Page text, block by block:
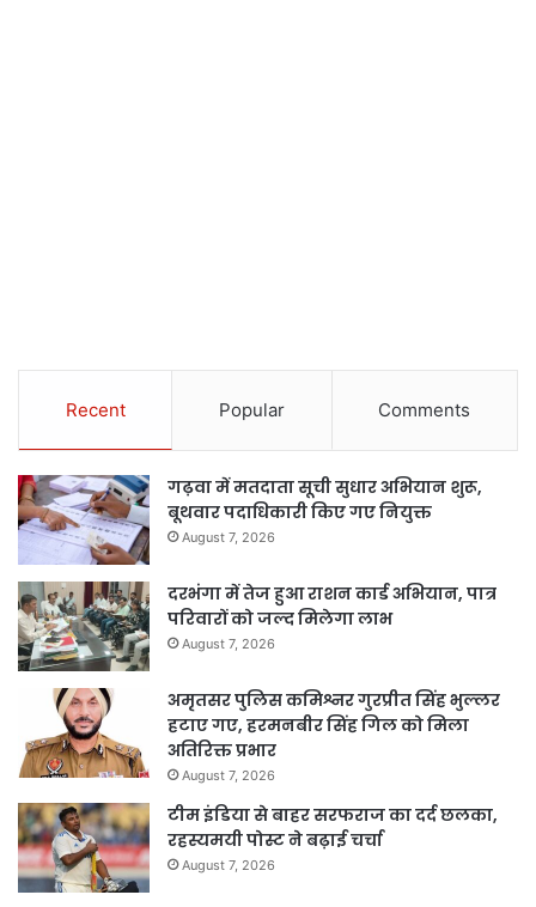
Recent Popular Comments
गढ़वा में मतदाता सूची सुधार अभियान शुरू,
बूथवार पदाधिकारी किए गए नियुक्त
August 7, 2026
दरभंगा में तेज हुआ राशन कार्ड अभियान, पात्र
परिवारों को जल्द मिलेगा लाभ
August 7, 2026
अमृतसर पुलिस कमिश्नर गुरप्रीत सिंह भुल्लर
हटाए गए, हरमनबीर सिंह गिल को मिला
अतिरिक्त प्रभार
August 7, 2026
टीम इंडिया से बाहर सरफराज का दर्द छलका,
रहस्यमयी पोस्ट ने बढ़ाई चर्चा
August 7, 2026